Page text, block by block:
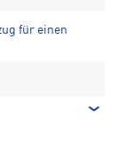
für einen